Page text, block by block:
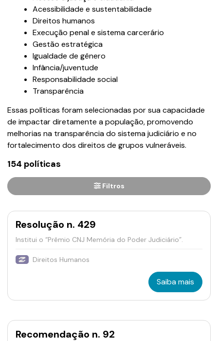
Acessibilidade e sustentabilidade
Direitos humanos
Execução penal e sistema carcerário
Gestão estratégica
Igualdade de gênero
Infância/juventude
Responsabilidade social
Transparência
Essas políticas foram selecionadas por sua capacidade
de impactar diretamente a população, promovendo
melhorias na transparência do sistema judiciário e no
fortalecimento dos direitos de grupos vulneráveis.
154 políticas
Filtros
Resolução n. 429
Institui o “Prêmio CNJ Memória do Poder Judiciário”.
Direitos Humanos
Saiba mais
Recomendação n. 92